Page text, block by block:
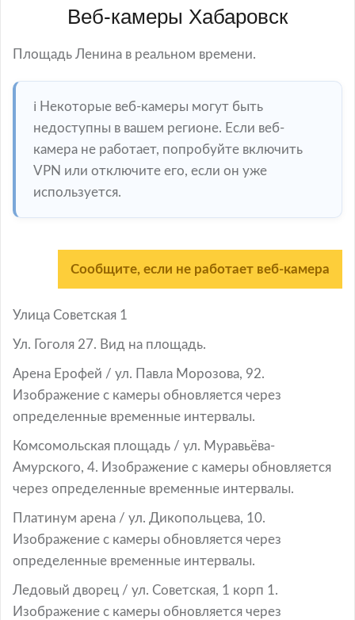
Веб-камеры Хабаровск
Площадь Ленина в реальном времени.
ℹ️ Некоторые веб-камеры могут быть
недоступны в вашем регионе. Если веб-
камера не работает, попробуйте включить
VPN или отключите его, если он уже
используется.
Сообщите, если не работает веб-камера
Улица Советская 1
Ул. Гоголя 27. Вид на площадь.
Арена Ерофей / ул. Павла Морозова, 92.
Изображение с камеры обновляется через
определенные временные интервалы.
Комсомольская площадь / ул. Муравьёва-
Амурского, 4. Изображение с камеры обновляется
через определенные временные интервалы.
Платинум арена / ул. Дикопольцева, 10.
Изображение с камеры обновляется через
определенные временные интервалы.
Ледовый дворец / ул. Советская, 1 корп 1.
Изображение с камеры обновляется через